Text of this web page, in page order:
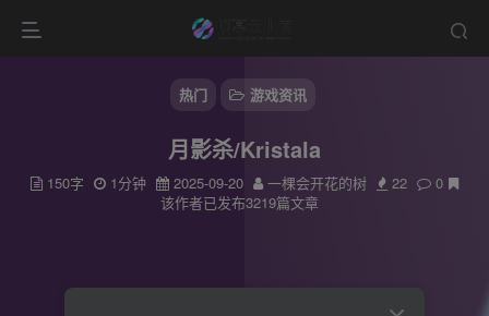
热门 游戏资讯
月影杀/Kristala
150字 1分钟 2025-09-20 一棵会开花的树 22
0
该作者已发布3219篇文章